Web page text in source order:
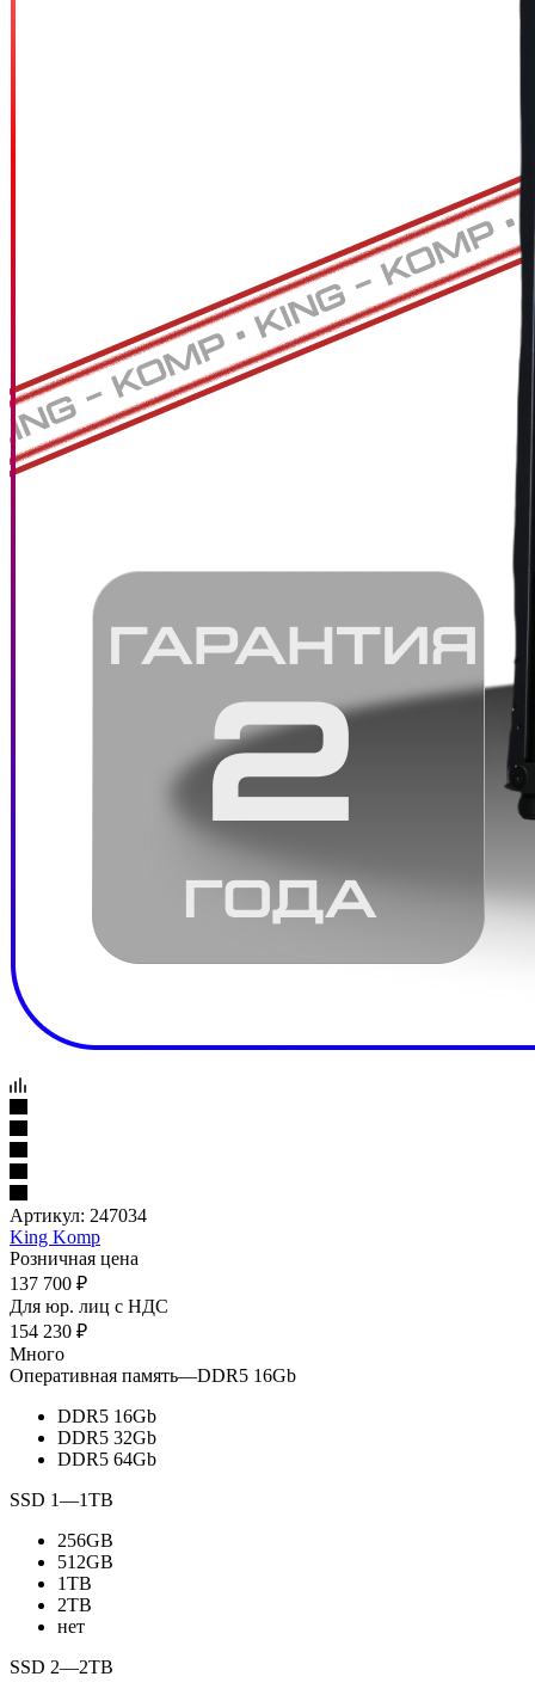
Артикул: 247034
King Komp
Розничная цена
137 700 ₽
Для юр. лиц c НДС
154 230 ₽
Много
Оперативная память—DDR5 16Gb
DDR5 16Gb
DDR5 32Gb
DDR5 64Gb
SSD 1—1TB
256GB
512GB
1TB
2TB
нет
SSD 2—2TB